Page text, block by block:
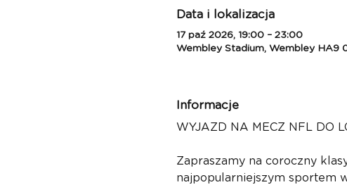
Data i lokalizacja
17 paź 2026, 19:00 – 23:00
Wembley Stadium, Wembley HA9
Informacje
WYJAZD NA MECZ NFL DO
Zapraszamy na coroczny
najpopularniejszym sportem